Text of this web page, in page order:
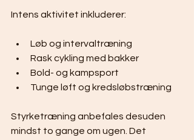
Intens aktivitet inkluderer:
Løb og intervaltræning
Rask cykling med bakker
Bold- og kampsport
Tunge løft og kredsløbstræning
Styrketræning anbefales desuden
mindst to gange om ugen. Det